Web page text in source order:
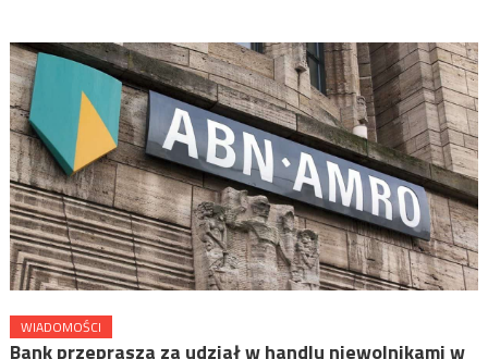
WIADOMOŚCI
Bank przeprasza za udział w handlu niewolnikami w